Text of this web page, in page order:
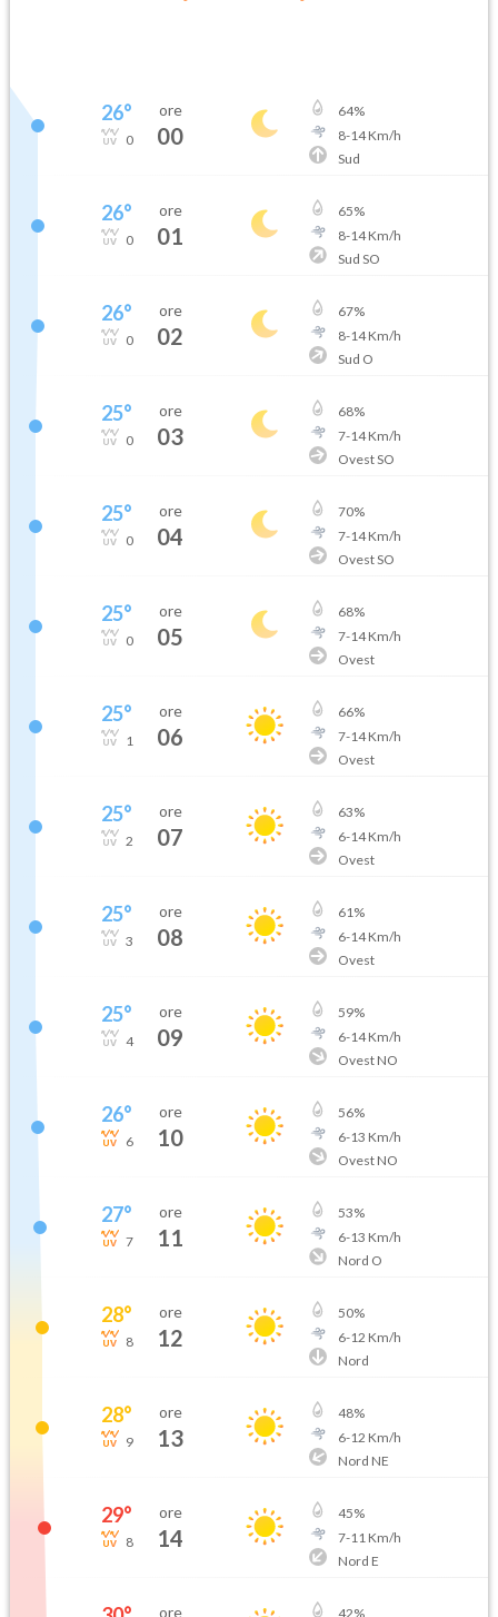
26°
0
ore
00
64%
8-14Km/h
Sud
26°
0
ore
01
65%
8-14Km/h
Sud SO
26°
0
ore
02
67%
8-14Km/h
Sud O
25°
0
ore
03
68%
7-14Km/h
Ovest SO
25°
0
ore
04
70%
7-14Km/h
Ovest SO
25°
0
ore
05
68%
7-14Km/h
Ovest
25°
1
ore
06
66%
7-14Km/h
Ovest
25°
2
ore
07
63%
6-14Km/h
Ovest
25°
3
ore
08
61%
6-14Km/h
Ovest
25°
4
ore
09
59%
6-14Km/h
Ovest NO
26°
6
ore
10
56%
6-13 Km/h
Ovest NO
27°
7
ore
11
53%
6-13 Km/h
Nord O
28°
8
ore
12
50%
6-12 Km/h
Nord
28°
9
ore
13
48%
6-12 Km/h
Nord NE
29°
8
ore
14
45%
7-11 Km/h
Nord E
ore 42%